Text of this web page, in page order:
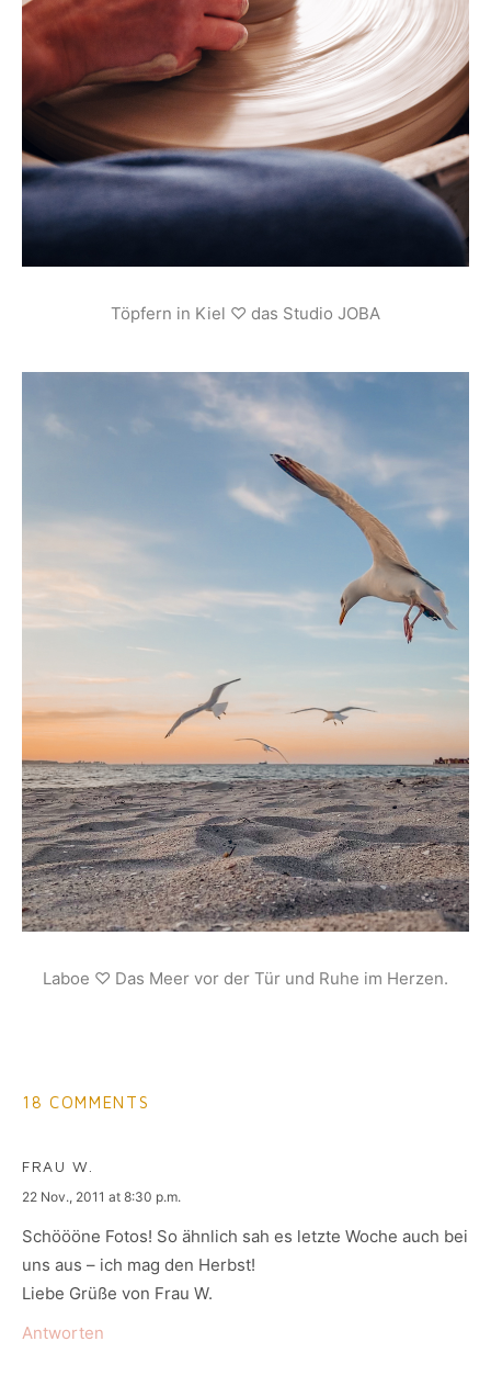
Töpfern in Kiel ♡ das Studio JOBA
Laboe ♡ Das Meer vor der Tür und Ruhe im Herzen.
18 COMMENTS
FRAU W.
says:
22 Nov., 2011 at 8:30 p.m.
Schöööne Fotos! So ähnlich sah es letzte Woche auch bei
uns aus – ich mag den Herbst!
Liebe Grüße von Frau W.
Antworten